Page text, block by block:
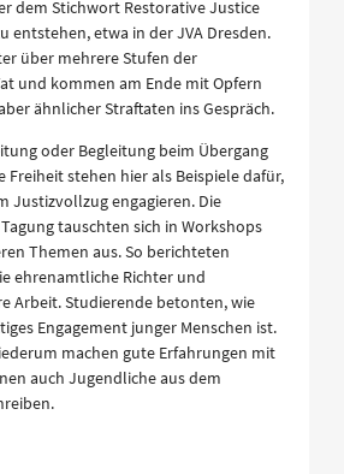
dem Stichwort Restorative Justice
entstehen, etwa in der JVA Dresden.
über mehrere Stufen der
und kommen am Ende mit Opfern
ähnlicher Straftaten ins Gespräch.
oder Begleitung beim Übergang
Freiheit stehen hier als Beispiele dafür,
Justizvollzug engagieren. Die
tauschten sich in Workshops
Themen aus. So berichteten
ehrenamtliche Richter und
Arbeit. Studierende betonten, wie
Engagement junger Menschen ist.
machen gute Erfahrungen mit
auch Jugendliche aus dem